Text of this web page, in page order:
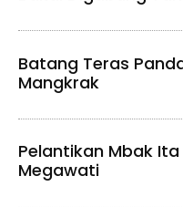
Batang Teras
Mangkrak
Pelantikan Mbak
Megawati